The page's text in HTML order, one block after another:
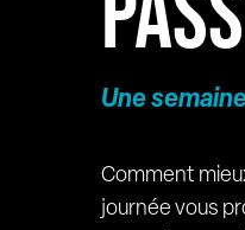
Une
Comment
journée vous